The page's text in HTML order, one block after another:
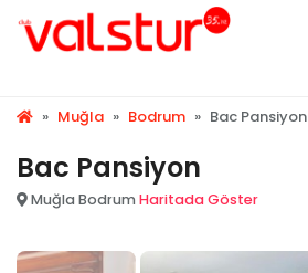
» Muğla » Bodrum » Bac Pansiyon
Bac Pansiyon
Muğla Bodrum Haritada Göster